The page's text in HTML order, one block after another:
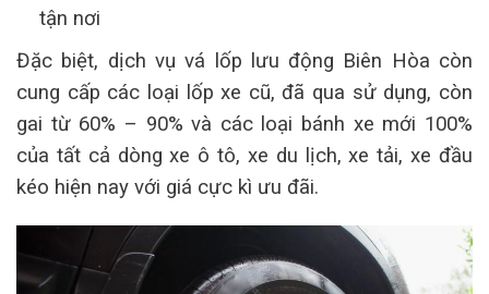
tận nơi
Đặc biệt, dịch vụ vá lốp lưu động Biên Hòa còn
cung cấp các loại lốp xe cũ, đã qua sử dụng, còn
gai từ 60% – 90% và các loại bánh xe mới 100%
của tất cả dòng xe ô tô, xe du lịch, xe tải, xe đầu
kéo hiện nay với giá cực kì ưu đãi.